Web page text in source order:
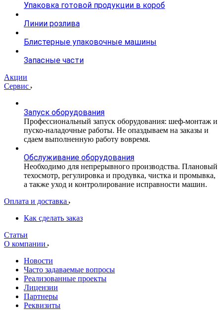
Упаковка готовой продукции в короб
Линии розлива
Блистерные упаковочные машины
Запасные части
Акции
Сервис
Запуск оборудования
Профессиональный запуск оборудования: шеф-монтаж и
пуско-наладочные работы. Не опаздываем на заказы и
сдаем выполненную работу вовремя.
Обслуживание оборудования
Необходимо для непрерывного производства. Плановый
техосмотр, регулировка и продувка, чистка и промывка,
а также уход и контролирование исправности машин.
Оплата и доставка
Как сделать заказ
Статьи
О компании
Новости
Часто задаваемые вопросы
Реализованные проекты
Лицензии
Партнеры
Реквизиты